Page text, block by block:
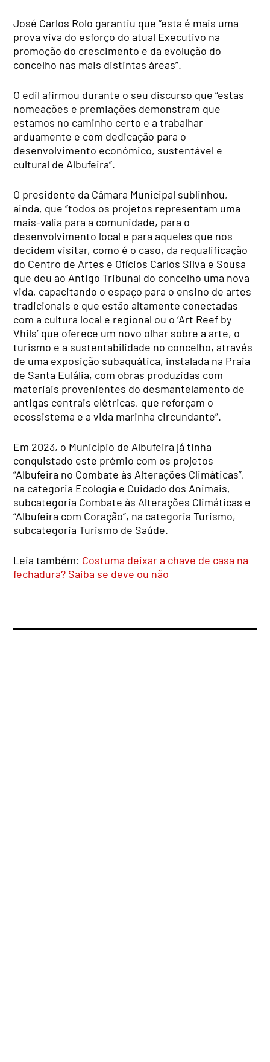
José Carlos Rolo garantiu que “esta é mais uma
prova viva do esforço do atual Executivo na
promoção do crescimento e da evolução do
concelho nas mais distintas áreas”.
O edil afirmou durante o seu discurso que “estas
nomeações e premiações demonstram que
estamos no caminho certo e a trabalhar
arduamente e com dedicação para o
desenvolvimento económico, sustentável e
cultural de Albufeira”.
O presidente da Câmara Municipal sublinhou,
ainda, que “todos os projetos representam uma
mais-valia para a comunidade, para o
desenvolvimento local e para aqueles que nos
decidem visitar, como é o caso, da requalificação
do Centro de Artes e Ofícios Carlos Silva e Sousa
que deu ao Antigo Tribunal do concelho uma nova
vida, capacitando o espaço para o ensino de artes
tradicionais e que estão altamente conectadas
com a cultura local e regional ou o ‘Art Reef by
Vhils’ que oferece um novo olhar sobre a arte, o
turismo e a sustentabilidade no concelho, através
de uma exposição subaquática, instalada na Praia
de Santa Eulália, com obras produzidas com
materiais provenientes do desmantelamento de
antigas centrais elétricas, que reforçam o
ecossistema e a vida marinha circundante”.
Em 2023, o Município de Albufeira já tinha
conquistado este prémio com os projetos
“Albufeira no Combate às Alterações Climáticas”,
na categoria Ecologia e Cuidado dos Animais,
subcategoria Combate às Alterações Climáticas e
“Albufeira com Coração”, na categoria Turismo,
subcategoria Turismo de Saúde.
Leia também: Costuma deixar a chave de casa na
fechadura? Saiba se deve ou não